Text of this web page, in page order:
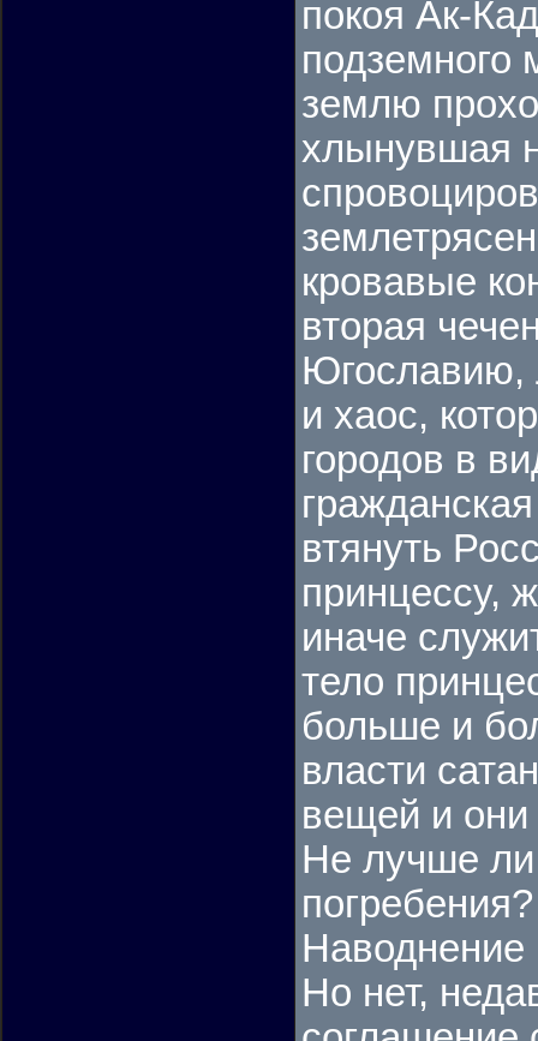
покоя Ак-
землю
хлынувшая
кровавые
вторая
Югославию,
и хаос,
городов в
втянуть
принцессу,
иначе
тело
больше и
власти
вещей и они
Не лучше ли
погребения?
Но нет,